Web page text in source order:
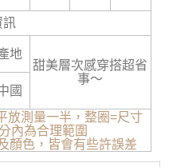
訊
地
甜美層次感穿搭超省
事～
國
放測量一半，整圈=尺寸
內為合理範圍
顏色，皆會有些許誤差